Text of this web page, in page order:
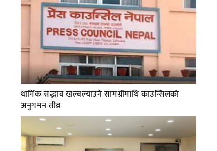
धार्मिक सद्भाव खल्बल्याउने सामग्रीमाथि काउन्सिलको
अनुगमन तीव्र